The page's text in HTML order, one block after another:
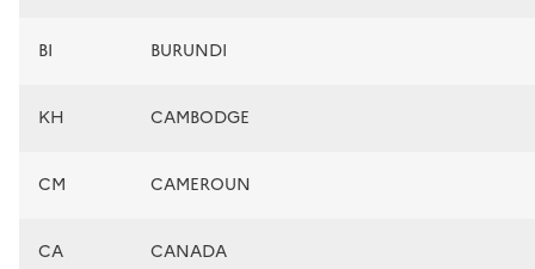
BI BURUNDI
KH CAMBODGE
CM CAMEROUN
CA CANADA